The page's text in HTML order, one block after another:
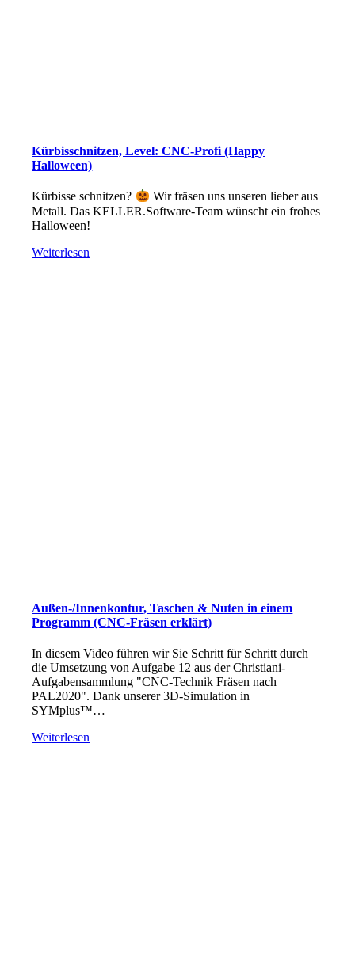
Kürbisschnitzen, Level: CNC-Profi (Happy
Halloween)
Kürbisse schnitzen?
Wir fräsen uns unseren lieber aus
Metall. Das KELLER.Software-Team wünscht ein frohes
Halloween!
Weiterlesen
Außen-/Innenkontur, Taschen & Nuten in einem
Programm (CNC-Fräsen erklärt)
In diesem Video führen wir Sie Schritt für Schritt durch
die Umsetzung von Aufgabe 12 aus der Christiani-
Aufgabensammlung "CNC-Technik Fräsen nach
PAL2020". Dank unserer 3D-Simulation in
SYMplus™…
Weiterlesen